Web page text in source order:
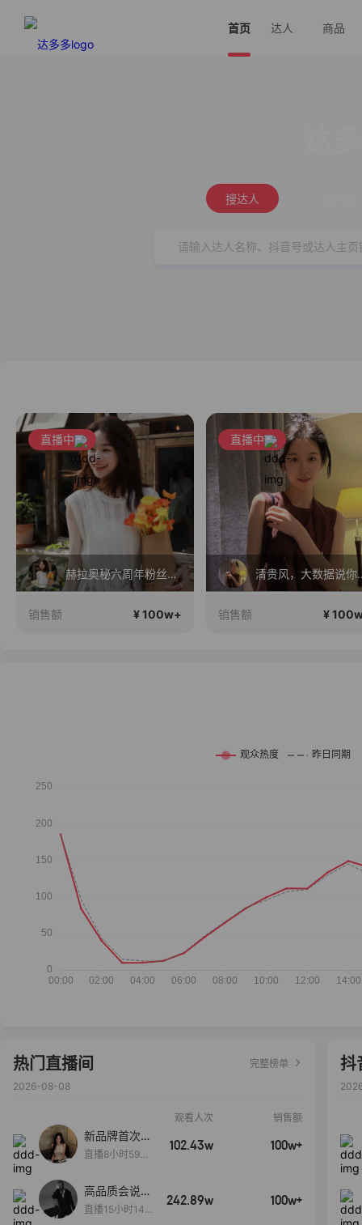
首页 达人 商品
搜达人
直播中
赫拉奥秘六周年粉丝节！
销售额 ¥ 100w+
直播中
清贵风
销售额 ¥
热门直播间
完整榜单
2026-08-08
观看人次 销售额
新品牌首次大
上新
直播8小时59分
102.43w 100w+
高品质会说
话….
直播15小时14
242.89w 100w+
抖